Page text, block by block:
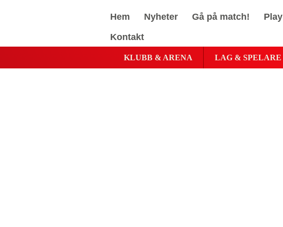
Hem Nyheter Gå på match! Play
Kontakt
KLUBB & ARENA LAG & SPELARE